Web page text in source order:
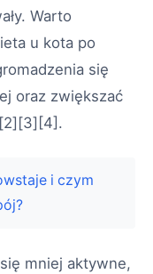
Warto
u kota po
się
oraz zwiększać
[2][3][4] .
i czym
mniej aktywne,